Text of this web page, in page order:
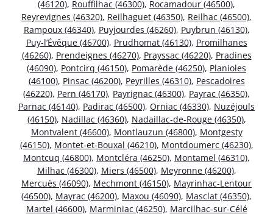
(46120), Rouffilhac (46300), Rocamadour (46500),
Reyrevignes (46320), Reilhaguet (46350), Reilhac (46500),
Rampoux (46340), Puyjourdes (46260), Puybrun (46130),
Puy-l’Évêque (46700), Prudhomat (46130), Promilhanes
(46260), Prendeignes (46270), Prayssac (46220), Pradines
(46090), Pontcirq (46150), Pomarède (46250), Planioles
(46100), Pinsac (46200), Peyrilles (46310), Pescadoires
(46220), Pern (46170), Payrignac (46300), Payrac (46350),
Parnac (46140), Padirac (46500), Orniac (46330), Nuzéjouls
(46150), Nadillac (46360), Nadaillac-de-Rouge (46350),
Montvalent (46600), Montlauzun (46800), Montgesty
(46150), Montet-et-Bouxal (46210), Montdoumerc (46230),
Montcuq (46800), Montcléra (46250), Montamel (46310),
Milhac (46300), Miers (46500), Meyronne (46200),
Mercuès (46090), Mechmont (46150), Mayrinhac-Lentour
(46500), Mayrac (46200), Maxou (46090), Masclat (46350),
Martel (46600), Marminiac (46250), Marcilhac-sur-Célé